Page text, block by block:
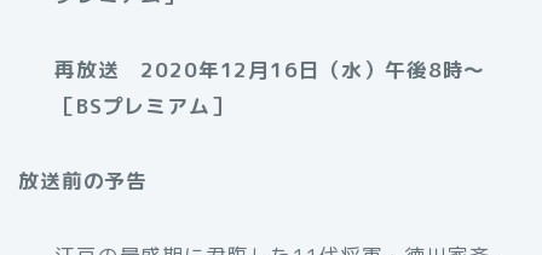
再放送 2020年12月16日（水）午後8時～
［BSプレミアム］
放送前の予告